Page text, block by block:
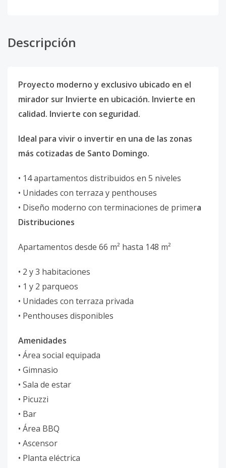
Descripción
Proyecto moderno y exclusivo ubicado en el
mirador sur Invierte en ubicación. Invierte en
calidad. Invierte con seguridad.
Ideal para vivir o invertir en una de las zonas
más cotizadas de Santo Domingo.
• 14 apartamentos distribuidos en 5 niveles
• Unidades con terraza y penthouses
• Diseño moderno con terminaciones de primera
Distribuciones
Apartamentos desde 66 m² hasta 148 m²
• 2 y 3 habitaciones
• 1 y 2 parqueos
• Unidades con terraza privada
• Penthouses disponibles
Amenidades
• Área social equipada
• Gimnasio
• Sala de estar
• Picuzzi
• Bar
• Área BBQ
• Ascensor
• Planta eléctrica